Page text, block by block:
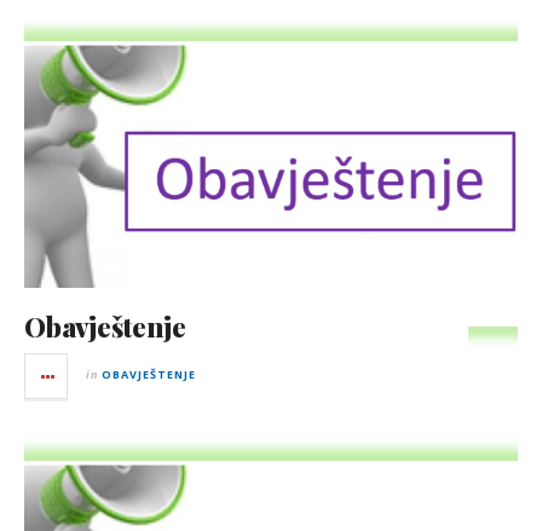
Obavještenje
in OBAVJEŠTENJE